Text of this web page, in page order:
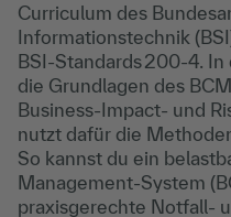
Curriculum des
Informationstechnik
BSI‑Standards 200‑4.
die Grundlagen des
Business‑Impact‑ und
nutzt dafür die
So kannst du ein
Management-System
praxisgerechte Notfall‑